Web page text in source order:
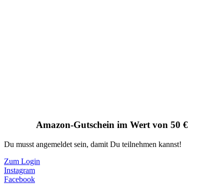
Amazon-Gutschein im Wert von 50 €
Du musst angemeldet sein, damit Du teilnehmen kannst!
Zum Login
Instagram
Facebook